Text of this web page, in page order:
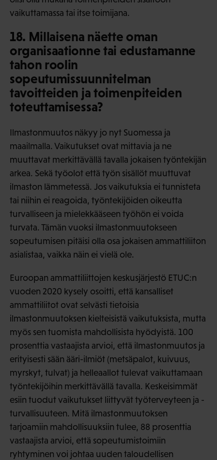
vaikuttamassa tai itse toimijana.
18. Millaisena näette oman
organisaationne tai edustamanne
tahon roolin
sopeutumissuunnitelman
tavoitteiden ja toimenpiteiden
toteuttamisessa?
Ilmastonmuutos näkyy jo nyt Suomessa ja
maailmalla. Vaikutukset ovat mittavia ja ne
muuttavat merkittävällä tavalla jokaisen työntekijän
arkea. Sekä työolot että työn sisällöt muuttuvat
ilmaston lämmetessä. Jos vaikutuksia ei tunnisteta
tai niihin ei reagoida, työntekijöiden oikeutta
turvalliseen ja mielekkääseen työhön ei voida
turvata. Tämän vuoksi ilmastonmuutokseen
sopeutumisen pitäisi olla osa jokaisen ammattiliiton
asialistaa, vaikka näin ei vielä ole.
Euroopan ammattiliittojen keskusjärjestö ETUC:n
vuoden 2020 kysely osoitti, että kansalliset
ammattiliitot ovat selvästi tietoisia
ilmastonmuutoksen kielteisistä vaikutuksista, mutta
myös sen tuomista mahdollisista hyödyistä. 100
prosenttia vastaajista arvioi, että ilmastonmuutos ja
erityisesti sään ääri-ilmiöt (metsäpalot, kuivuus,
myrskyt, tulvat) ja helleaallot tulevat vaikuttamaan
työntekijöihin merkittävällä tavalla. Keskeisimmät
esiin tuodut vaikutukset liittyvät työterveyteen ja -
turvallisuuteen. Mitä ilmastonmuutoksen
tarjoamiin mahdollisuuksiin tulee, 88 prosenttia
vastaajista arvioi, että sopeutumistoimiin
ryhtyminen voi johtaa uuden taloudellisen